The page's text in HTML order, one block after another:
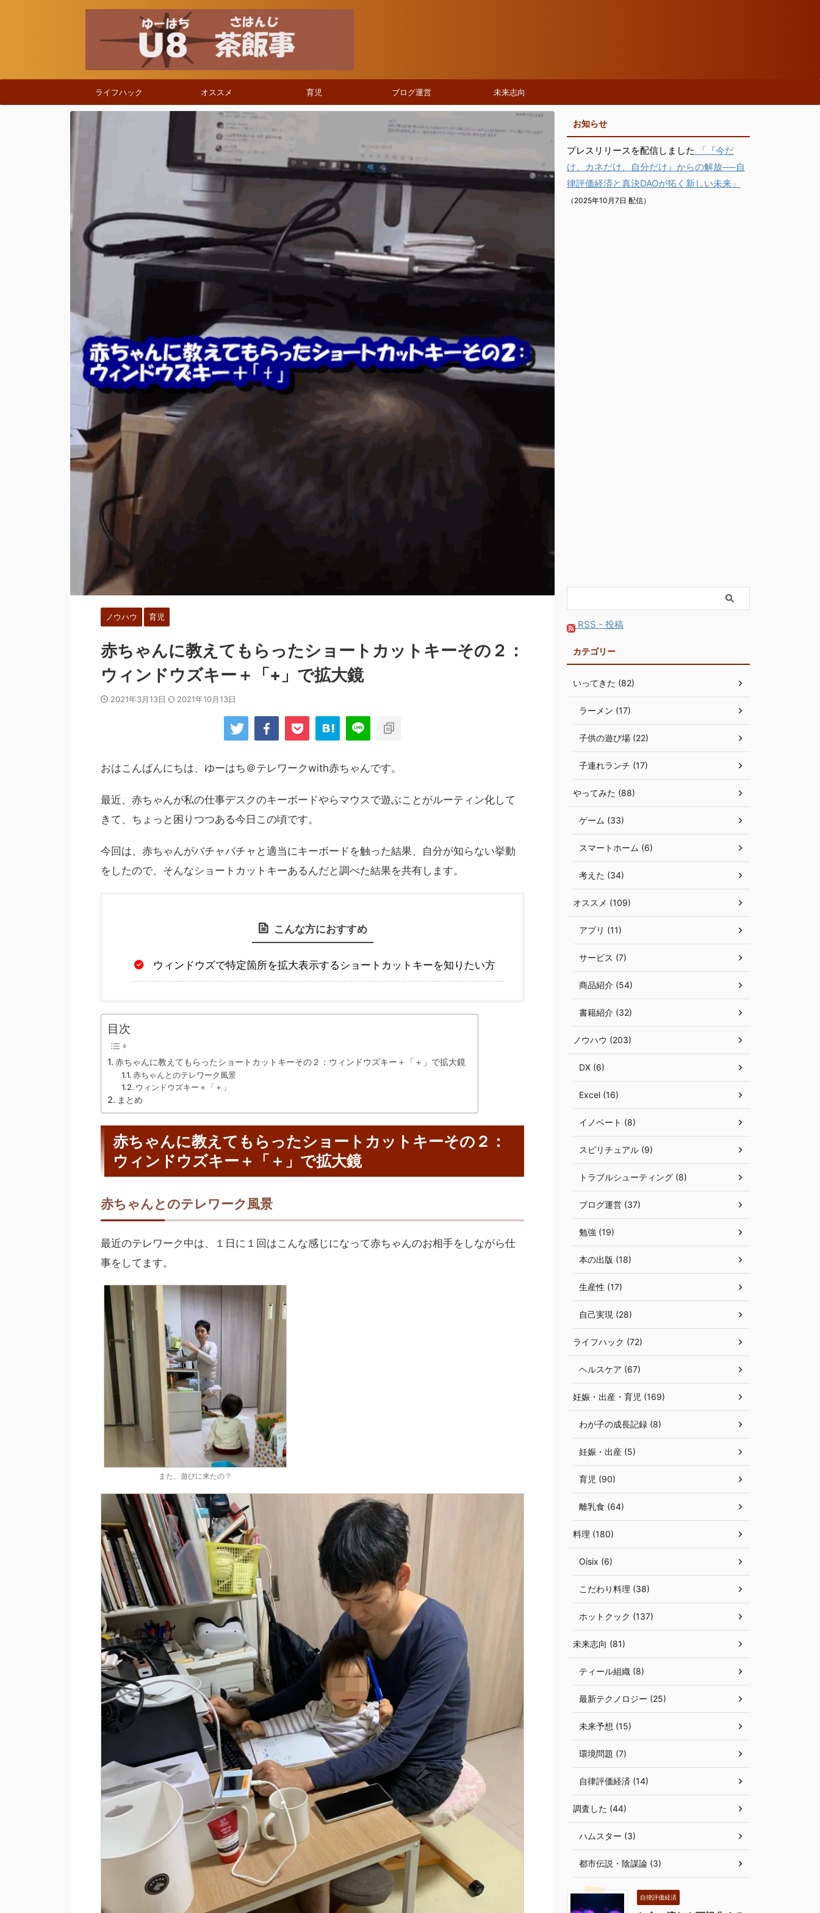
ライフハック オススメ 育児 ブログ運営 未来志向
ノウハウ 育児
赤ちゃんに教えてもらったショートカットキーその２：
ウィンドウズキー＋「+」で拡大鏡
2021年3月13日 2021年10月13日
おはこんばんにちは、ゆーはち＠テレワークwith赤ちゃんです。
最近、赤ちゃんが私の仕事デスクのキーボードやらマウスで遊ぶことがルーティン化して
きて、ちょっと困りつつある今日この頃です。
今回は、赤ちゃんがバチャバチャと適当にキーボードを触った結果、自分が知らない挙動
をしたので、そんなショートカットキーあるんだと調べた結果を共有します。
こんな方におすすめ
ウィンドウズで特定箇所を拡大表示するショートカットキーを知りたい方
目次
赤ちゃんに教えてもらったショートカットキーその２：ウィンドウズキー＋「＋」で拡大鏡
赤ちゃんとのテレワーク風景
ウィンドウズキー＋「＋」
まとめ
赤ちゃんに教えてもらったショートカットキーその２：
ウィンドウズキー＋「＋」で拡大鏡
赤ちゃんとのテレワーク風景
最近のテレワーク中は、１日に１回はこんな感じになって赤ちゃんのお相手をしながら仕
事をしてます。
また、遊びに来たの？
お知らせ
プレスリリースを配信しました
「『今だ
け、カネだけ、自分だけ』からの解放──自
律評価経済と真決DAOが拓く新しい未来」
（2025年10月7日 配信）
RSS - 投稿
カテゴリー
いってきた (82)
ラーメン (17)
子供の遊び場 (22)
子連れランチ (17)
やってみた (88)
ゲーム (33)
スマートホーム (6)
考えた (34)
オススメ (109)
アプリ (11)
サービス (7)
商品紹介 (54)
書籍紹介 (32)
ノウハウ (203)
DX (6)
Excel (16)
イノベート (8)
スピリチュアル (9)
トラブルシューティング (8)
ブログ運営 (37)
勉強 (19)
本の出版 (18)
生産性 (17)
自己実現 (28)
ライフハック (72)
ヘルスケア (67)
妊娠・出産・育児 (169)
わが子の成長記録 (8)
妊娠・出産 (5)
育児 (90)
離乳食 (64)
料理 (180)
Oisix (6)
こだわり料理 (38)
ホットクック (137)
未来志向 (81)
ティール組織 (8)
最新テクノロジー (25)
未来予想 (15)
環境問題 (7)
自律評価経済 (14)
調査した (44)
ハムスター (3)
都市伝説・陰謀論 (3)
自律評価経済